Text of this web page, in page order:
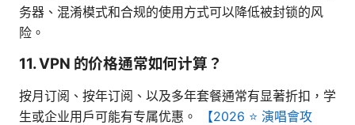
务器、混淆模式和合规的使用方式可以降低被封锁的风
险。
11. VPN 的价格通常如何计算？
按月订阅、按年订阅、以及多年套餐通常有显著折扣，学
生或企业用户可能有专属优惠。
【2026 ⭐ 演唱會攻